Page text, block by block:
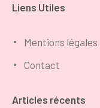
Liens Utiles
Mentions légales
Contact
Articles récents